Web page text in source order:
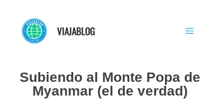
contenido
VIAJABLOG
Subiendo al Monte Popa de
Myanmar (el de verdad)